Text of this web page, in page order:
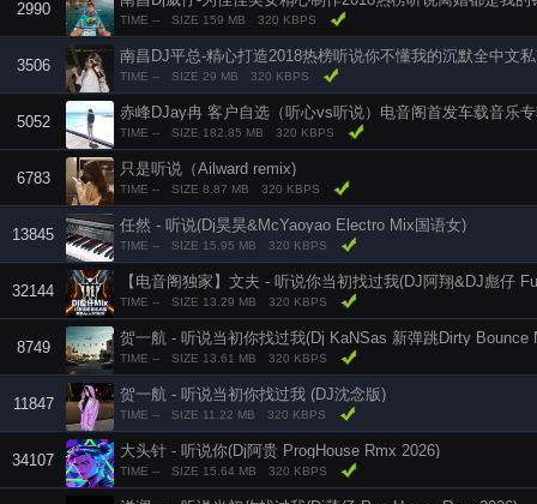
2990
TIME -- SIZE 159 MB 320 KBPS
3506
南昌DJ平总-精心打造2018热榜听说你不懂我的沉默全中文
TIME -- SIZE 29 MB 320 KBPS
5052
赤峰DJay冉 客户自选（听心vs听说）电音阁首发车载音乐
TIME -- SIZE 182.85 MB 320 KBPS
6783
只是听说（Ailward remix)
TIME -- SIZE 8.87 MB 320 KBPS
13845
任然 - 听说(Dj昊昊&McYaoyao Electro Mix国语女)
TIME -- SIZE 15.95 MB 320 KBPS
32144
【电音阁独家】文夫 - 听说你当初找过我(DJ阿翔&DJ彪仔
TIME -- SIZE 13.29 MB 320 KBPS
8749
贺一航 - 听说当初你找过我(Dj KaNSas 新弹跳Dirty Bounce
TIME -- SIZE 13.61 MB 320 KBPS
11847
贺一航 - 听说当初你找过我 (DJ沈念版)
TIME -- SIZE 11.22 MB 320 KBPS
34107
大头针 - 听说你(Dj阿贵 ProgHouse Rmx 2026)
TIME -- SIZE 15.64 MB 320 KBPS